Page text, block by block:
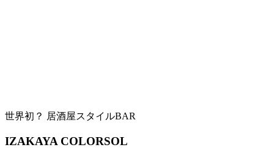
世界初？ 居酒屋スタイルBAR
IZAKAYA COLORSOL